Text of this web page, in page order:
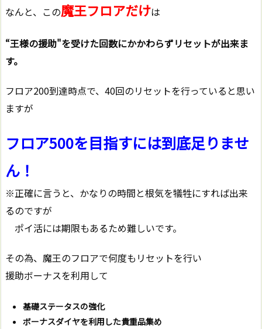
なんと、この魔王フロアだけは
“王様の援助"を受けた回数にかかわらずリセットが出来ま
す。
フロア200到達時点で、40回のリセットを行っていると思い
ますが
フロア500を目指すには到底足りませ
ん！
※正確に言うと、かなりの時間と根気を犠牲にすれば出来
るのですが
ポイ活には期限もあるため難しいです。
その為、魔王のフロアで何度もリセットを行い
援助ボーナスを利用して
基礎ステータスの強化
ボーナスダイヤを利用した貴重品集め